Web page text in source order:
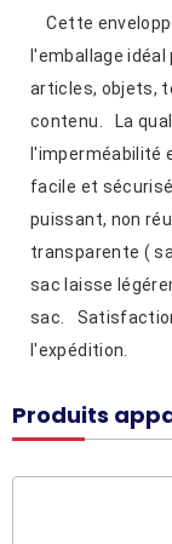
Cette
l'emballage
articles, objets,
contenu. La
l'imperméabilité
facile et
puissant, non
transparente (
sac laisse
sac.
l'expédition.
Produits